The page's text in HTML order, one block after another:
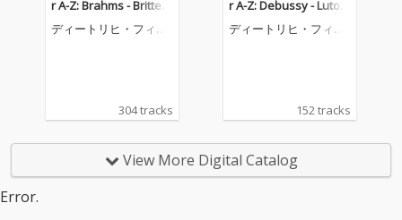
r A-Z: Brahms - Britten
(Complete Lieder Reco
rdings on DG & Decca)
ディートリヒ・フィッ
304 tracks
r A-Z: Debussy - Lutosł
awski (Complete Liede
r Recordings on DG &
ディートリヒ・フィッ
152 tracks
View More Digital Catalog
Error.